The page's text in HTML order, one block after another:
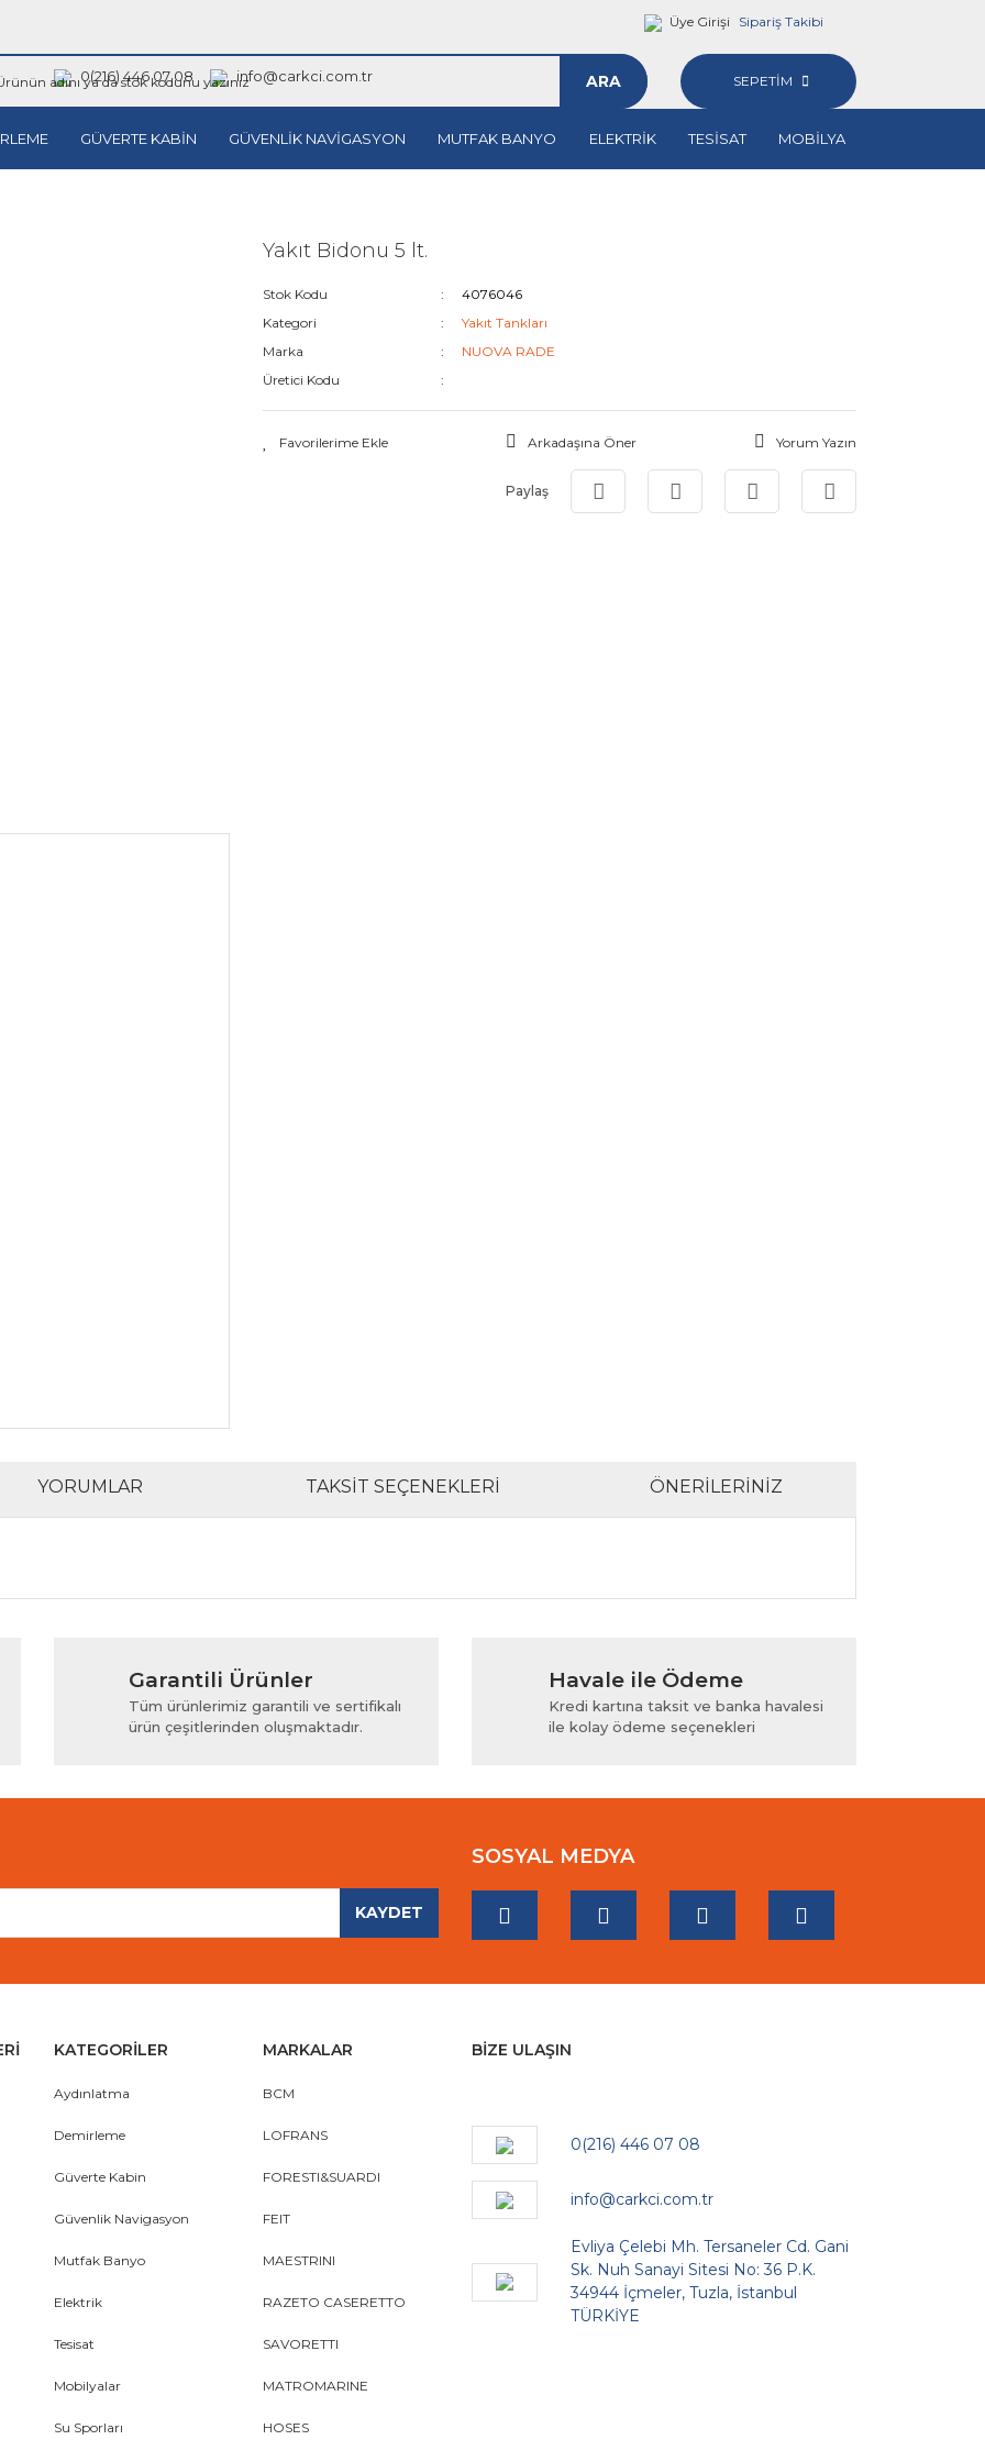
Üye Girişi Sipariş Takibi
0(216) 446 07 08 info@carkci.com.tr ARA SEPETİM
GÜVERTE KABİN GÜVENLİK NAVİGASYON MUTFAK BANYO ELEKTRİK TESİSAT MOBİLYA
Yakıt Bidonu 5 lt.
Stok Kodu
4076046
Kategori
Yakıt Tankları
Marka
NUOVA RADE
Üretici Kodu
Arkadaşına Öner Yorum Yazın
Paylaş
YORUMLAR TAKSIT SEÇENEKLERI ÖNERILERINIZ
Yorum Yaz
ve diğer konularda yetersiz gördüğünüz noktaları öneri formunu kullanarak tarafımıza iletebilirsiniz.
Garantili Ürünler
Tüm ürünlerimiz garantili ve sertifikalı
ürün çeşitlerinden oluşmaktadır.
Havale ile Ödeme
Kredi kartına taksit ve banka havalesi
ile kolay ödeme seçenekleri
KAYDET
SOSYAL MEDYA
KATEGORİLER
Aydınlatma
Demirleme
Güverte Kabin
Güvenlik Navigasyon
Mutfak Banyo
Elektrik
Tesisat
Mobilyalar
Su Sporları
MARKALAR
BCM
LOFRANS
FORESTI&SUARDI
FEIT
MAESTRINI
RAZETO CASERETTO
SAVORETTI
MATROMARINE
HOSES
BİZE ULAŞIN
0(216) 446 07 08
info@carkci.com.tr
Evliya Çelebi Mh. Tersaneler Cd. Gani
Sk. Nuh Sanayi Sitesi No: 36 P.K.
34944 İçmeler, Tuzla, İstanbul
TÜRKİYE